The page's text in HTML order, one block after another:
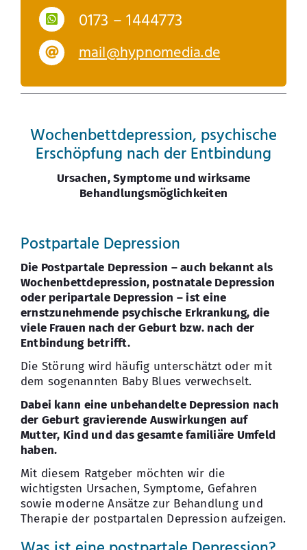
0173 – 1444773
mail@hypnomedia.de
Wochenbettdepression, psychische
Erschöpfung nach der Entbindung
Ursachen, Symptome und wirksame
Behandlungsmöglichkeiten
Postpartale Depression
Die Postpartale Depression – auch bekannt als
Wochenbettdepression, postnatale Depression
oder peripartale Depression – ist eine
ernstzunehmende psychische Erkrankung, die
viele Frauen nach der Geburt bzw. nach der
Entbindung betrifft.
Die Störung wird häufig unterschätzt oder mit
dem sogenannten Baby Blues verwechselt.
Dabei kann eine unbehandelte Depression nach
der Geburt gravierende Auswirkungen auf
Mutter, Kind und das gesamte familiäre Umfeld
haben.
Mit diesem Ratgeber möchten wir die
wichtigsten Ursachen, Symptome, Gefahren
sowie moderne Ansätze zur Behandlung und
Therapie der postpartalen Depression aufzeigen.